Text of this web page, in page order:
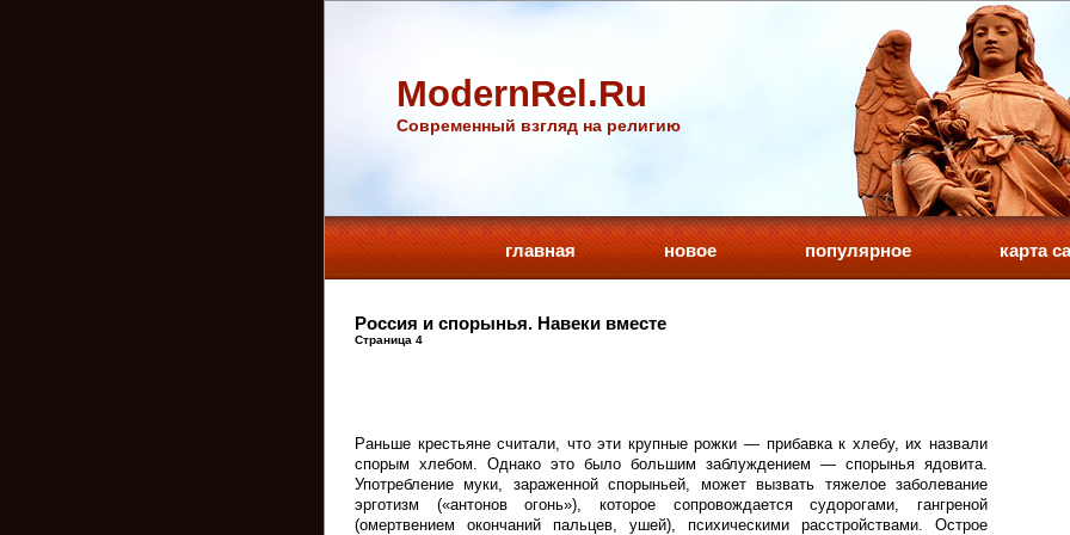
ModernRel.Ru
Cовременный взгляд на религию
главная новое популярное карта
Россия и спорынья. Навеки вместе
Страница 4
Раньше крестьяне считали, что эти крупные рожки — прибавка к хлебу, их назвали
спорым хлебом. Однако это было большим заблуждением — спорынья ядовита.
Употребление муки, зараженной спорыньей, может вызвать тяжелое заболевание
эрготизм («антонов огонь»), которое сопровождается судорогами, гангреной
(омертвением окончаний пальцев, ушей), психическими расстройствами. Острое